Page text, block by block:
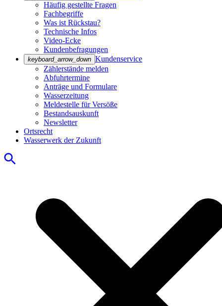
Häufig gestellte Fragen
Fachbegriffe
Was ist Rückstau?
Technische Infos
Video-Ecke
Kundenbefragungen
keyboard_arrow_down Kundenservice
Zählerstände melden
Abfuhrtermine
Anträge und Formulare
Wasserzeitung
Meldestelle für Versöße
Bestandsauskunft
Newsletter
Ortsrecht
Wasserwerk der Zukunft